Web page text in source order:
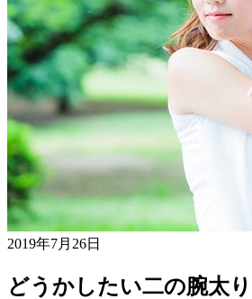
2019年7月26日
どうかしたい二の腕太